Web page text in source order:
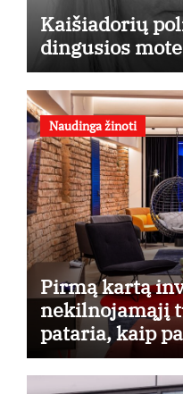
Kaišiadorių
dingusios
Naudinga žinoti
Pirmą kartą
nekilnojamąjį
pataria, kaip
kuris generuos